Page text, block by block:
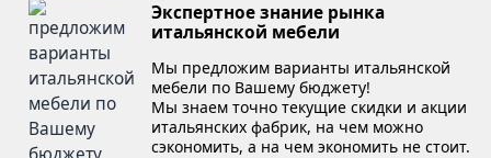
Экспертное знание рынка
итальянской мебели
Мы предложим варианты итальянской
мебели по Вашему бюджету!
Мы знаем точно текущие скидки и акции
итальянских фабрик, на чем можно
сэкономить, а на чем экономить не стоит.